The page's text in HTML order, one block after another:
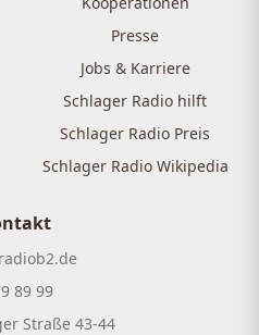
Presse
Jobs & Karriere
Schlager Radio hilft
Schlager Radio Preis
Schlager Radio Wikipedia
89 99
Straße 43-44